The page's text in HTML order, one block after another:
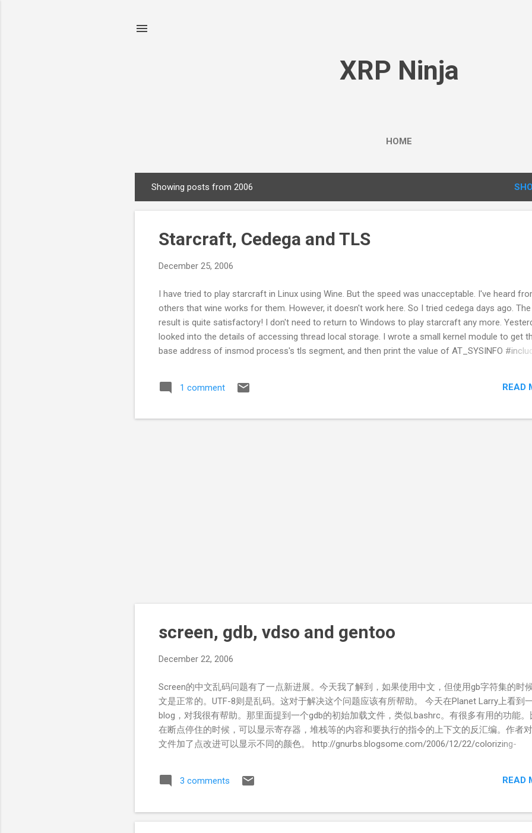
XRP Ninja
HOME
o
Showing posts from 2006
Starcraft, Cedega and TLS
December 25, 2006
I have tried to play starcraft in Linux using Wine. But the speed was unacceptable. I've heard
others that wine works for them. However, it doesn't work here. So I tried cedega days ago. The
result is quite satisfactory! I don't need to return to Windows to play starcraft any more.
looked into the details of accessing thread local storage. I wrote a small kernel module to get
base address of insmod process's tls segment, and then print the value of AT_SYSINFO
*ptr++; ...
1 comment READ
screen, gdb, vdso and gentoo
December 22, 2006
Screen的中文乱码问题有了一点新进展。今天我了解到，如果使用中文，但使用gb字符集的时
文是正常的。UTF-8则是乱码。这对于解决这个问题应该有所帮助。 今天在Planet Larry上看到
blog，对我很有帮助。那里面提到一个gdb的初始加载文件，类似.bashrc。有很多有用的功能。
在断点停住的时候，可以显示寄存器，堆栈等的内容和要执行的指令的上下文的反汇编。作者
文件加了点改进可以显示不同的颜色。 http://gnurbs.blogsome.com/2006/12/22/colorizing-
使用，我感觉还不是很稳定。 还看了这一篇文章， http://www.win.tue.nl/%7Eaeb/linux/lk/lk-
过里面最后一个例程应该是有点问题，改成这样就行了： #include <stdio.h> int pid; int
\n\t" "call *%%ebx ...
3 comments READ